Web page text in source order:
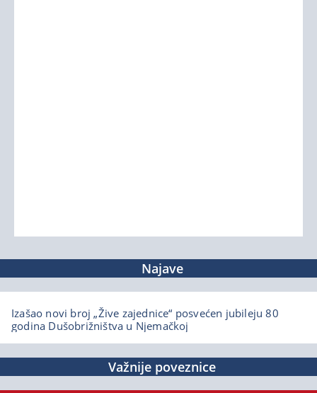
Najave
Izašao novi broj „Žive zajednice“ posvećen jubileju 80
godina Dušobrižništva u Njemačkoj
Važnije poveznice